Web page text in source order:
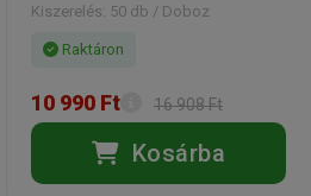
Kiszerelés: 50 db / Doboz
Raktáron
10 990 Ft 16 908 Ft
Kosárba